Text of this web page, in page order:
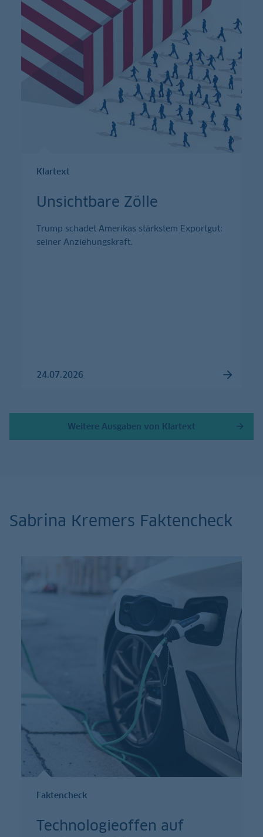
Klartext
Unsichtbare Zölle
Trump schadet Amerikas stärkstem Exportgut:
seiner Anziehungskraft.
24.07.2026
Weitere Ausgaben von Klartext
Sabrina Kremers Faktencheck
Faktencheck
Technologieoffen auf